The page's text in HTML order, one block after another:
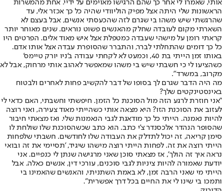
אותי, שאמרו לי אחר כך שהם הרגישו מאוימים על ידיי. אחת מהמשרות
הראשונות שלי היתה אצל מפיק הוליוודי שהיה כל כך אכזר אלי, עד
שהרגשתי שיש משהו בי שגרם לזה שהכעסתי אנשים, אבל בעצם לא
השארתי מקום לעובדה שחלק מהאנשים פשוט נוראים. שנים מאוחר יותר
קראתי רומן על מישהי שעבדה כמטפלת אצל איש מאוד אלים. הפרטים היו
כל כך דומים שהתחלתי לברר, והתברר שהסופרת עבדה אצל אותו אדם.
באותו זמן הייתי בת 40, וכמעט לא לקחתי עבודה ב'ניו יורק טיימס'
כשהציעו לי כי חשבתי שיש בי משהו שמאפשר לאהוב אותי מרחוק, אבל לא
מקרוב, במשרד".
מה היה הדבר שגרם לך בסופו של דבר להקשיב פחות לאחרים ולבטוח
באינסטינקטים שלך?
"אני חוזרת לרגע הזה מול הסוכנת כל הזמן. חיפשתי וחשבתי, האם כדאי לי
לעזוב את הסוכנת הזו? היא מצאה אותי כשהייתי מאוד צעירה, ואני רוצה
להיות נאמנה. הייתי כל כך מודאגת לגבי הנאמנות שלי. ואז מצאתי חיבור
שהסופר הנהדר אלכסנדר צ'י כתב. הוא כתב שכשהסוכנת שלו שולחת לו
סימן קריאה, זה יכול לתדלק את העבודה שלו לחודשים. חשבתי שלפחות
הייתי רוצה את זה. לפחות הייתי רוצה מישהו שיגיד, 'תסיימי את זה ובואי
נראה איך זה הולך', אז מצאתי סוכן שאני מרגישה שנתן לי כנפיים. אני
יודעת שאמורה להיות ציניות לגבי סוכנים, עורכי דין, אנשים כאלה. אבל
הייתי מי שאני הרבה זמן, לא באמת השתניתי, והאנשים שהאמינו בי
ותמכו בי שינו לי את החיים בכל דרך אפשרית".